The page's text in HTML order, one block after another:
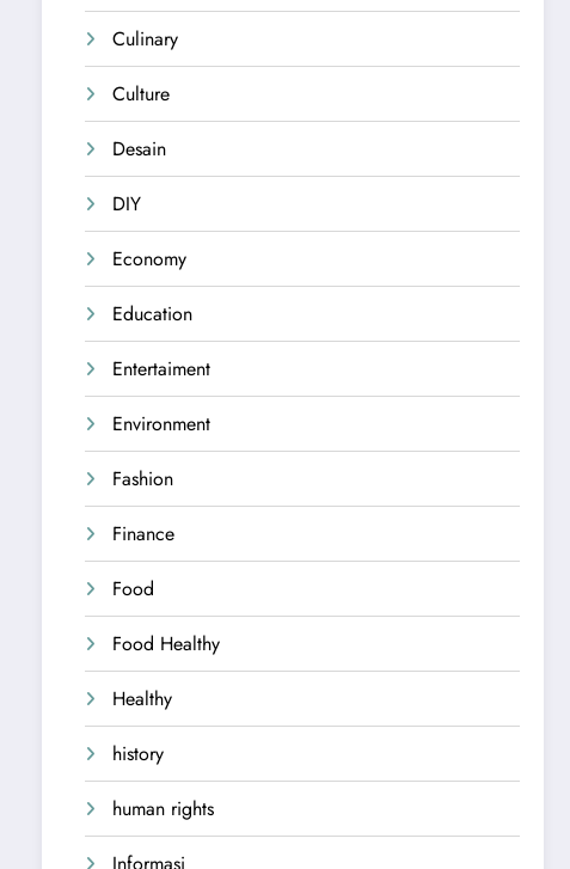
Culinary
Culture
Desain
DIY
Economy
Education
Entertaiment
Environment
Fashion
Finance
Food
Food Healthy
Healthy
history
human rights